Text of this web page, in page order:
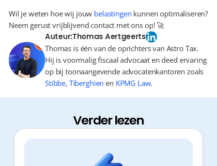
Wil je weten hoe wij jouw belastingen kunnen optimaliseren?
Neem gerust vrijblijvend contact met ons op! 🚀
Auteur:Thomas Aertgeerts
Thomas is één van de oprichters van Astro Tax.
Hij is voormalig fiscaal advocaat en deed ervaring
op bij toonaangevende advocatenkantoren zoals
Stibbe, Tiberghien en KPMG Law.
Verder lezen